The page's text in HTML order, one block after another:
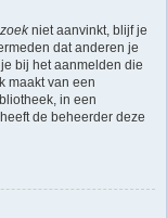
niet aanvinkt, blijf je
dat anderen je
bij het aanmelden die
maakt van een
in een
de beheerder deze